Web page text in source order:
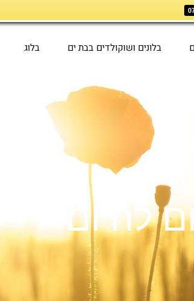
בלונים ושוקולדים בבת ים בלוג
ים
להיום